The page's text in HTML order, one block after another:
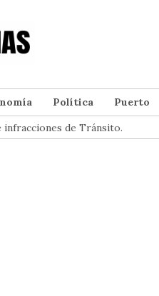
Política Puerto
infracciones de Tránsito.